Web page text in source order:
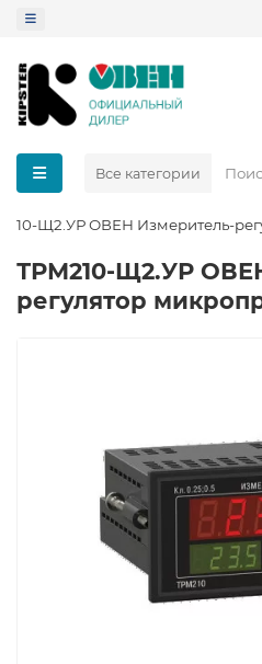
Все категории
Щ2.УР ОВЕН Измеритель-
ТРМ210-Щ2.УР
регулятор